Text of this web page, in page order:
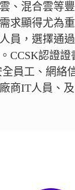
、混合雲等
求顯得尤為
員，選擇通
CCSK認證
員工、網絡
商IT人員、